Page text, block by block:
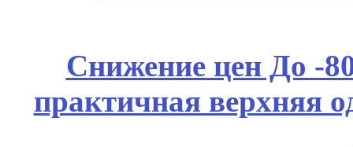
Снижение цен До -
практичная верхняя